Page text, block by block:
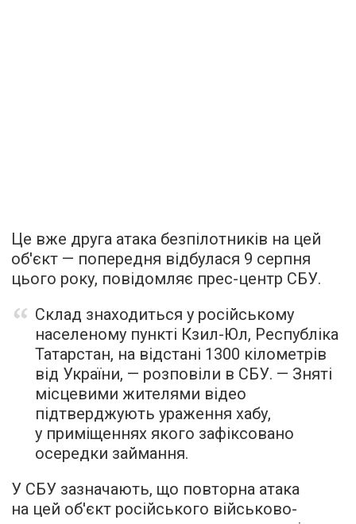
Це вже друга атака безпілотників на цей
об'єкт — попередня відбулася 9 серпня
цього року, повідомляє прес-центр СБУ.
Склад знаходиться у російському
населеному пункті Кзил-Юл, Республіка
Татарстан, на відстані 1300 кілометрів
від України, — розповіли в СБУ. — Зняті
місцевими жителями відео
підтверджують ураження хабу,
у приміщеннях якого зафіксовано
осередки займання.
У СБУ зазначають, що повторна атака
на цей об'єкт російського військово-